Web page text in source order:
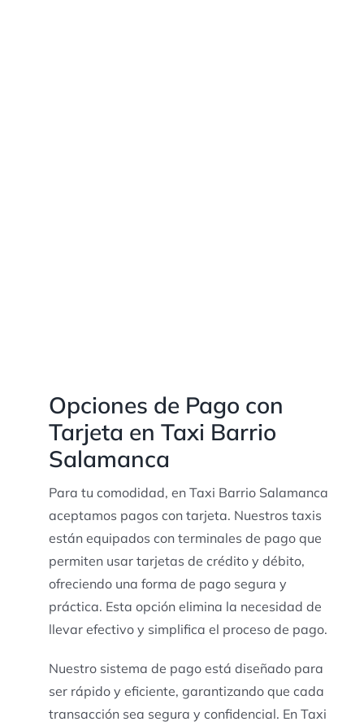
Opciones de Pago con
Tarjeta en Taxi Barrio
Salamanca
Para tu comodidad, en Taxi Barrio Salamanca
aceptamos pagos con tarjeta. Nuestros taxis
están equipados con terminales de pago que
permiten usar tarjetas de crédito y débito,
ofreciendo una forma de pago segura y
práctica. Esta opción elimina la necesidad de
llevar efectivo y simplifica el proceso de pago.
Nuestro sistema de pago está diseñado para
ser rápido y eficiente, garantizando que cada
transacción sea segura y confidencial. En Taxi